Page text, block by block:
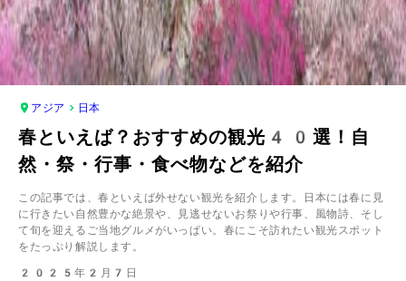
アジア 日本
春といえば？おすすめの観光40選！自
然・祭・行事・食べ物などを紹介
この記事では、春といえば外せない観光を紹介します。日本には春に見
に行きたい自然豊かな絶景や、見逃せないお祭りや行事、風物詩、そし
て旬を迎えるご当地グルメがいっぱい。春にこそ訪れたい観光スポット
をたっぷり解説します。
2025年2月7日